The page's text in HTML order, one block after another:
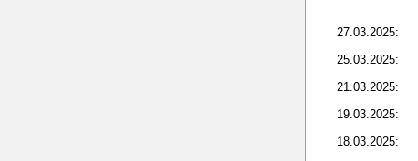
27.03.2025:
25.03.2025:
21.03.2025:
19.03.2025:
18.03.2025: